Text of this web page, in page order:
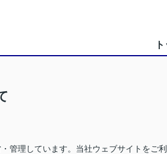
管理しています。当社ウェブサイトをご利